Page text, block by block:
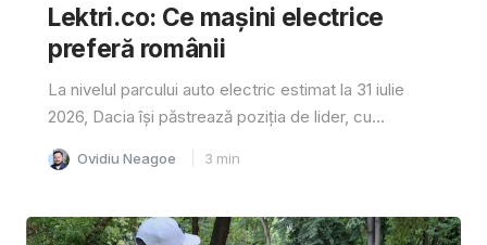
Lektri.co: Ce mașini electrice
preferă românii
La nivelul parcului auto electric estimat la 31 iulie
2026, Dacia își păstrează poziția de lider, cu...
Ovidiu Neagoe 3 min